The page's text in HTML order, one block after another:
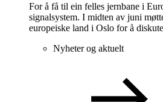
For å få til ein felles jernbane i
signalsystem. I midten av juni
europeiske land i Oslo for å
Nyheter og aktuelt